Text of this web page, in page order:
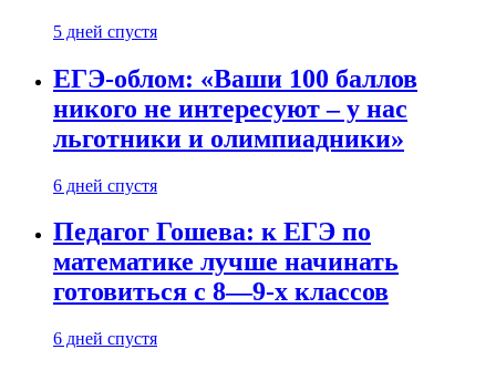
5 дней спустя
ЕГЭ-облом: «Ваши 100 баллов
никого не интересуют – у нас
льготники и олимпиадники»
6 дней спустя
Педагог Гошева: к ЕГЭ по
математике лучше начинать
готовиться с 8—9-х классов
6 дней спустя